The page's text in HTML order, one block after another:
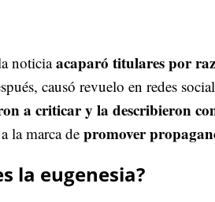
noticiaacaparó titulares por
causó revuelo en redes
a criticar y la describieron
la marca de promover
la eugenesia?